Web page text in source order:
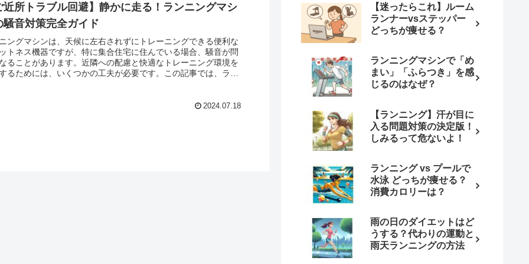
近所トラブル回避】静かに走る！ランニングマシ
騒音対策完全ガイド
ングマシンは、天候に左右されずにトレーニングできる便利な
トネス機器ですが、特に集合住宅に住んでいる場合、騒音が問
ることがあります。近隣への配慮と快適なトレーニング環境を
るためには、いくつかの工夫が必要です。この記事では、ラン
2024.07.18
【迷ったらこれ】ルーム
ランナーvsステッパー
どっちが痩せる？
ランニングマシンで「め
まい」「ふらつき」を感
じるのはなぜ？
【ランニング】汗が目に
入る問題対策の決定版！
しみるって危ないよ！
ランニング vs プールで
水泳 どっちが痩せる？
消費カロリーは？
雨の日のダイエットはど
うする？代わりの運動と
雨天ランニングの方法